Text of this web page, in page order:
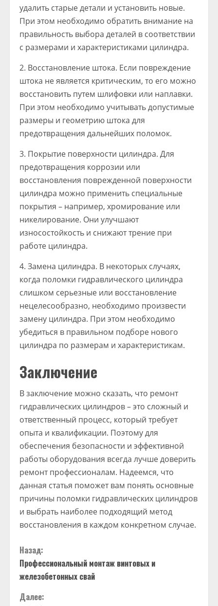
удалить старые детали и установить новые.
При этом необходимо обратить внимание на
правильность выбора деталей в соответствии
с размерами и характеристиками цилиндра.
2. Восстановление штока. Если повреждение
штока не является критическим, то его можно
восстановить путем шлифовки или наплавки.
При этом необходимо учитывать допустимые
размеры и геометрию штока для
предотвращения дальнейших поломок.
3. Покрытие поверхности цилиндра. Для
предотвращения коррозии или
восстановления поврежденной поверхности
цилиндра можно применить специальные
покрытия – например, хромирование или
никелирование. Они улучшают
износостойкость и снижают трение при
работе цилиндра.
4. Замена цилиндра. В некоторых случаях,
когда поломки гидравлического цилиндра
слишком серьезные или восстановление
нецелесообразно, необходимо произвести
замену цилиндра. При этом необходимо
убедиться в правильном подборе нового
цилиндра по размерам и характеристикам.
Заключение
В заключение можно сказать, что ремонт
гидравлических цилиндров – это сложный и
ответственный процесс, который требует
опыта и квалификации. Поэтому для
обеспечения безопасности и эффективной
работы оборудования всегда лучше доверить
ремонт профессионалам. Надеемся, что
данная статья поможет вам понять основные
причины поломки гидравлических цилиндров
и выбрать наиболее подходящий метод
восстановления в каждом конкретном случае.
П
р
о
Назад:
Профессиональный монтаж винтовых и
железобетонных свай
Далее: